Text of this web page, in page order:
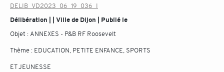
DELIB_VD2023_06_19_036_I
Délibération | | Ville de Dijon | Publié le
Objet : ANNEXES - P&B RF Roosevelt
Thème : EDUCATION, PETITE ENFANCE, SPORTS
ET JEUNESSE